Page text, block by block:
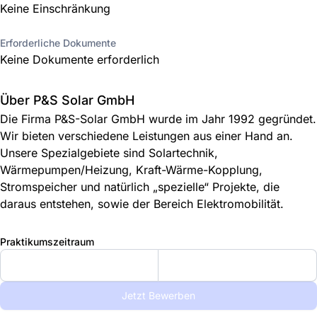
Keine Einschränkung
Erforderliche Dokumente
Keine Dokumente erforderlich
Über P&S Solar GmbH
Die Firma P&S-Solar GmbH wurde im Jahr 1992 gegründet.
Wir bieten verschiedene Leistungen aus einer Hand an.
Unsere Spezialgebiete sind Solartechnik,
Wärmepumpen/Heizung, Kraft-Wärme-Kopplung,
Stromspeicher und natürlich „spezielle“ Projekte, die
daraus entstehen, sowie der Bereich Elektromobilität.
Praktikumszeitraum
Jetzt Bewerben